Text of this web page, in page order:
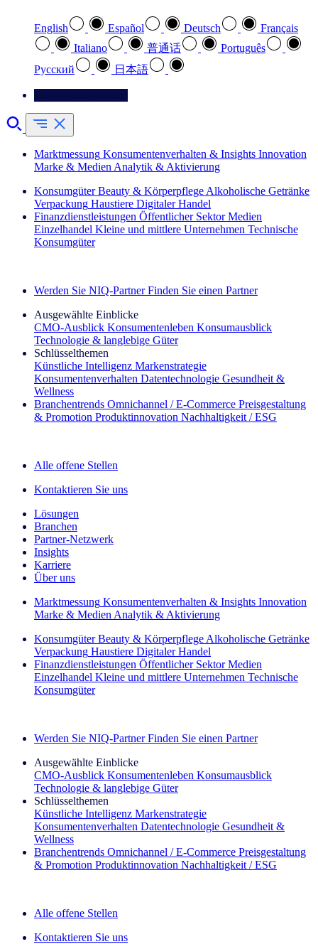
English Español Deutsch
Français
Italiano
普通话
Português
Pусский
日本語
Marktmessung Konsumentenverhalten & Insights Innovation
Marke & Medien Analytik & Aktivierung
Konsumgüter Beauty & Körperpflege Alkoholische Getränke
Verpackung Haustiere Digitaler Handel
Finanzdienstleistungen Öffentlicher Sektor Medien
Einzelhandel Kleine und mittlere Unternehmen Technische
Konsumgüter
Werden Sie NIQ-Partner Finden Sie einen Partner
Ausgewählte Einblicke
CMO‑Ausblick Konsumentenleben Konsumausblick
Technologie & langlebige Güter
Schlüsselthemen
Künstliche Intelligenz Markenstrategie
Konsumentenverhalten Datentechnologie Gesundheit &
Wellness
Branchentrends Omnichannel / E‑Commerce Preisgestaltung
& Promotion Produktinnovation Nachhaltigkeit / ESG
Alle offene Stellen
Kontaktieren Sie uns
Lösungen
Branchen
Partner-Netzwerk
Insights
Karriere
Über uns
Marktmessung Konsumentenverhalten & Insights Innovation
Marke & Medien Analytik & Aktivierung
Konsumgüter Beauty & Körperpflege Alkoholische Getränke
Verpackung Haustiere Digitaler Handel
Finanzdienstleistungen Öffentlicher Sektor Medien
Einzelhandel Kleine und mittlere Unternehmen Technische
Konsumgüter
Werden Sie NIQ-Partner Finden Sie einen Partner
Ausgewählte Einblicke
CMO‑Ausblick Konsumentenleben Konsumausblick
Technologie & langlebige Güter
Schlüsselthemen
Künstliche Intelligenz Markenstrategie
Konsumentenverhalten Datentechnologie Gesundheit &
Wellness
Branchentrends Omnichannel / E‑Commerce Preisgestaltung
& Promotion Produktinnovation Nachhaltigkeit / ESG
Alle offene Stellen
Kontaktieren Sie uns